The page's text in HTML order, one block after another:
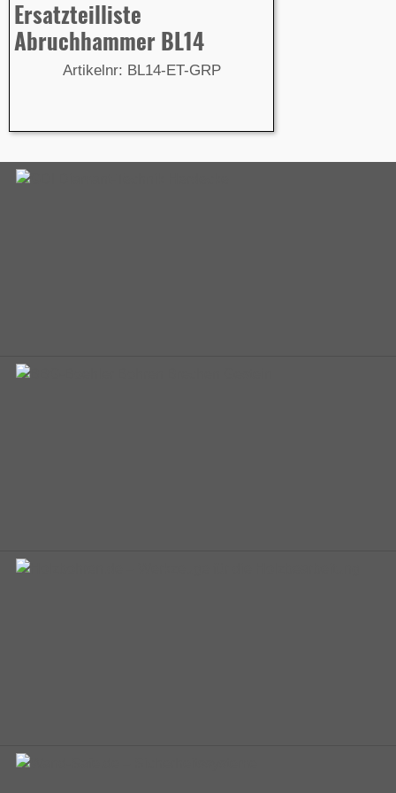
Ersatzteilliste
Abruchhammer BL14
Artikelnr: BL14-ET-GRP